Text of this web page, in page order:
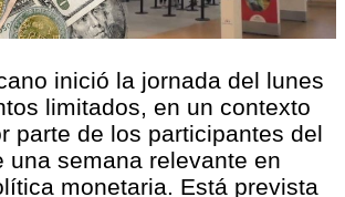
inició la jornada del lunes
limitados, en un contexto
parte de los participantes del
una semana relevante en
monetaria. Está prevista